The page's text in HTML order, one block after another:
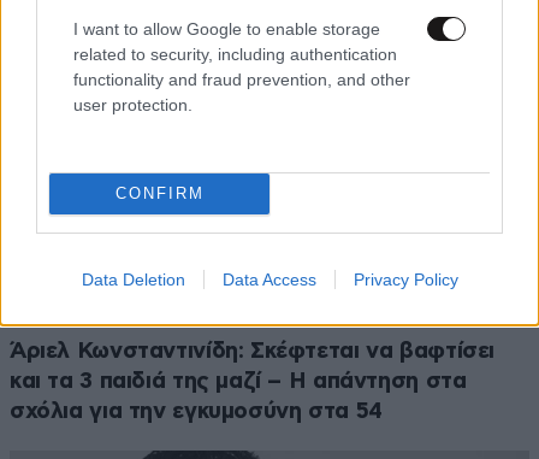
I want to allow Google to enable storage
related to security, including authentication
functionality and fraud prevention, and other
user protection.
CONFIRM
Data Deletion Data Access Privacy Policy
Άριελ Κωνσταντινίδη: Σκέφτεται να βαφτίσει
και τα 3 παιδιά της μαζί – Η απάντηση στα
σχόλια για την εγκυμοσύνη στα 54